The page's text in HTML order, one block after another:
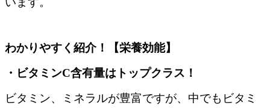
わかりやすく紹介！【栄養効能】
・ビタミンC含有量はトップクラス！
ビタミン、ミネラルが豊富ですが、中でもビタミ